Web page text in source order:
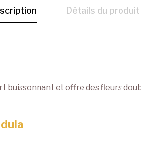
Détails du produit
buissonnant et offre des fleurs